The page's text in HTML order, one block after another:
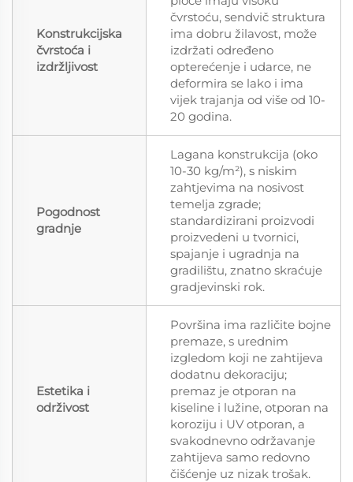
Konstrukcijska
čvrstoća i
izdržljivost
čvrstoću, sendvič struktura
ima dobru žilavost, može
izdržati određeno
opterećenje i udarce, ne
deformira se lako i ima
vijek trajanja od više od 10-
20 godina.
Pogodnost
gradnje
Lagana konstrukcija (oko
10-30 kg/m²), s niskim
zahtjevima na nosivost
temelja zgrade;
standardizirani proizvodi
proizvedeni u tvornici,
spajanje i ugradnja na
gradilištu, znatno skraćuje
gradjevinski rok.
Estetika i
održivost
Površina ima različite bojne
premaze, s urednim
izgledom koji ne zahtijeva
dodatnu dekoraciju;
premaz je otporan na
kiseline i lužine, otporan na
koroziju i UV otporan, a
svakodnevno održavanje
zahtijeva samo redovno
čišćenje uz nizak trošak.